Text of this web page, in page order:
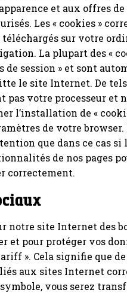
et aux offres
Les « cookies »
sur votre
La plupart des «
de session » et sont
le site Internet. De tels
pas votre processeur
l’installation de «
de votre
que dans ce cas si
de nos pages
correctement.
notre site Internet des
et pour protéger vos
». Cela signifie que
aux sites Internet
vous serez